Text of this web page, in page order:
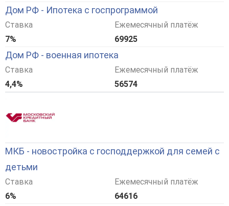
Дом РФ - Ипотека с госпрограммой
Ставка
7%
Ежемесячный платёж
69925
Дом РФ - военная ипотека
Ставка
4,4%
Ежемесячный платёж
56574
МКБ - новостройка с господдержкой для семей с
детьми
Ставка
6%
Ежемесячный платёж
64616